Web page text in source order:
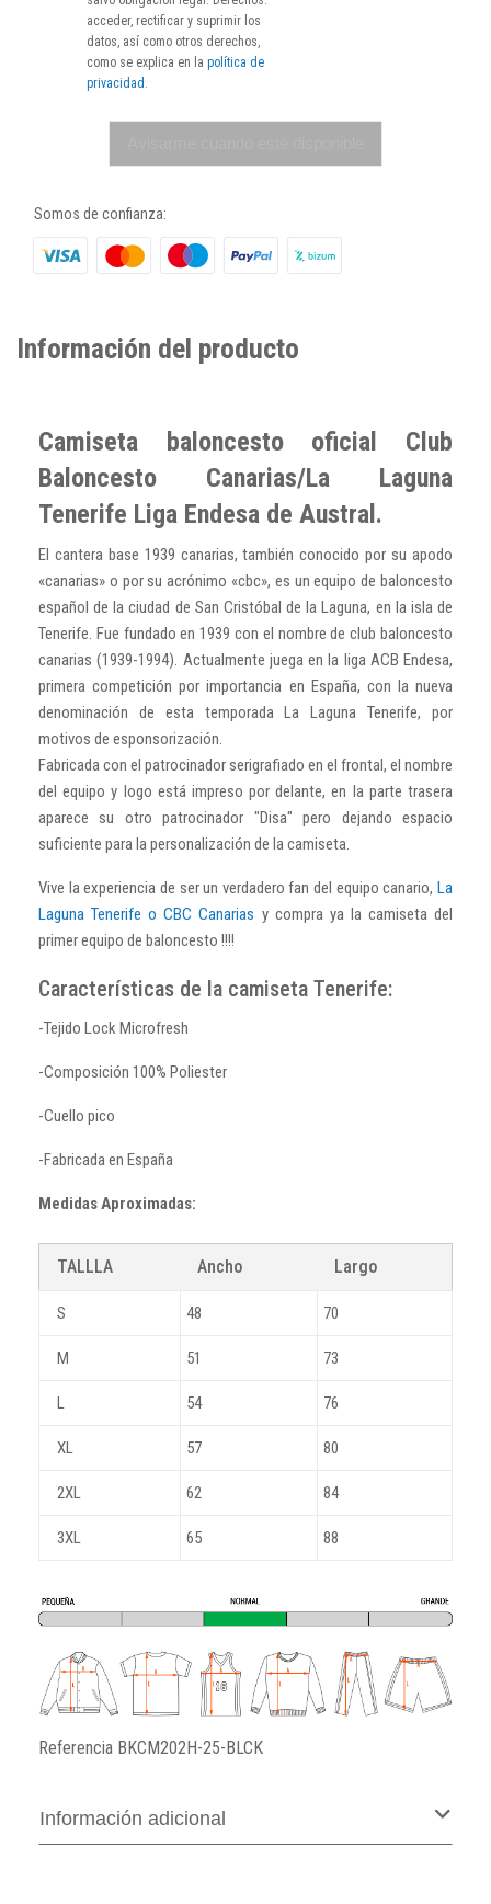
acceder, rectificar y suprimir los
datos, así como otros derechos,
como se explica en la política de
privacidad .
Somos de confianza:
Información del producto
Camiseta baloncesto oficial Club
Baloncesto Canarias/La Laguna
Tenerife Liga Endesa de Austral.
El cantera base 1939 canarias, también conocido por su apodo
«canarias» o por su acrónimo «cbc», es un equipo de baloncesto
español de la ciudad de San Cristóbal de la Laguna, en la isla de
Tenerife. Fue fundado en 1939 con el nombre de club baloncesto
canarias (1939-1994). Actualmente juega en la liga ACB Endesa,
primera competición por importancia en España, con la nueva
denominación de esta temporada La Laguna Tenerife, por
motivos de esponsorización.
Fabricada con el patrocinador serigrafiado en el frontal, el nombre
del equipo y logo está impreso por delante, en la parte trasera
aparece su otro patrocinador "Disa" pero dejando espacio
suficiente para la personalización de la camiseta.
Vive la experiencia de ser un verdadero fan del equipo canario, La
Laguna Tenerife o CBC Canarias y compra ya la camiseta del
primer equipo de baloncesto !!!!
Características de la camiseta Tenerife:
-Tejido Lock Microfresh
-Composición 100% Poliester
-Cuello pico
-Fabricada en España
Medidas Aproximadas:
TALLLA Ancho Largo
S 48 70
M 51 73
L 54 76
XL 57 80
2XL 62 84
3XL 65 88
Referencia BKCM202H-25-BLCK
Información adicional